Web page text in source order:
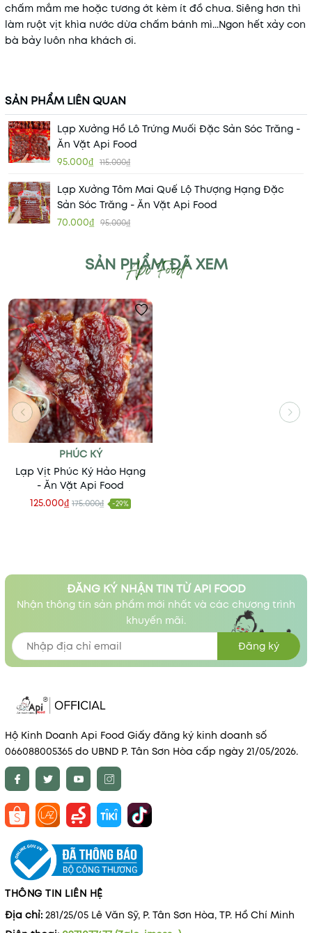
chấm mắm me hoặc tương ớt kèm ít đồ chua. Siêng hơn thì
làm ruột vịt khìa nước dừa chấm bánh mì...Ngon hết xảy con
bà bảy luôn nha khách ơi.
SẢN PHẨM LIÊN QUAN
Lạp Xưởng Hồ Lô Trứng Muối Đặc Sản Sóc Trăng -
Ăn Vặt Api Food
95.000₫ 115.000₫
Lạp Xưởng Tôm Mai Quế Lộ Thượng Hạng Đặc
Sản Sóc Trăng - Ăn Vặt Api Food
70.000₫ 95.000₫
SẢN PHẨM ĐÃ XEM
PHÚC KÝ
Lạp Vịt Phúc Ký Hảo Hạng
- Ăn Vặt Api Food
125.000₫ 175.000₫ -29%
ĐĂNG KÝ NHẬN TIN TỪ API FOOD
Nhận thông tin sản phẩm mới nhất và các chương trình
khuyến mãi.
Đăng ký
Hộ Kinh Doanh Api Food Giấy đăng ký kinh doanh số
066088005365 do UBND P. Tân Sơn Hòa cấp ngày 21/05/2026.
THÔNG TIN LIÊN HỆ
Địa chỉ: 281/25/05 Lê Văn Sỹ, P. Tân Sơn Hòa, TP. Hồ Chí Minh